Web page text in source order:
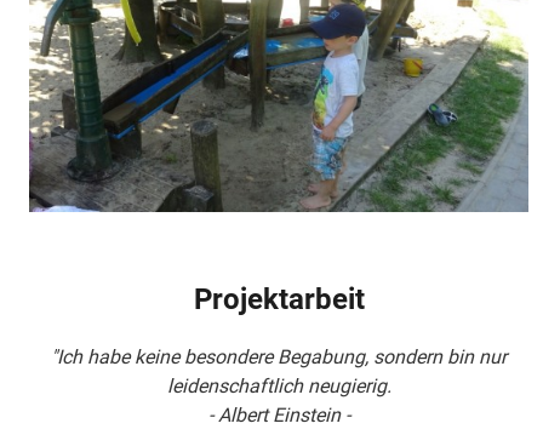
Projektarbeit
"Ich habe keine besondere Begabung, sondern bin nur
leidenschaftlich neugierig.
- Albert Einstein -